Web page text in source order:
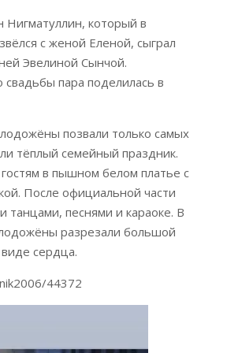
Нигматуллин, который в
с женой Еленой, сыграл
Эвелиной Сынчой.
пара поделилась в
позвали только самых
тёплый семейный праздник.
в пышном белом платье с
После официальной части
танцами, песнями и караоке. В
разрезали большой
сердца.
44372